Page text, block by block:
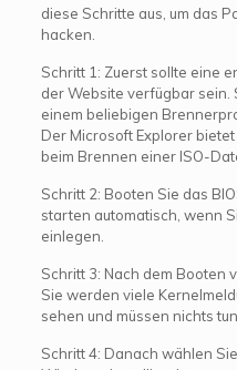
diese Schritte aus, um das
hacken.
Schritt 1: Zuerst sollte eine
der Website verfügbar sein.
einem beliebigen
Der Microsoft Explorer
beim Brennen einer ISO-
Schritt 2: Booten Sie das
starten automatisch, wenn
einlegen.
Schritt 3: Nach dem Booten
Sie werden viele
sehen und müssen nichts
Schritt 4: Danach wählen